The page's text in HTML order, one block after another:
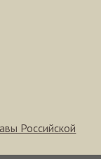
Российской